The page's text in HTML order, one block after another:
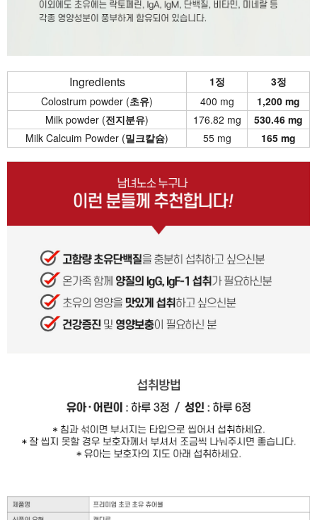
Ingredients 1정
3정
Colostrum powder (초유) 400 mg
1,200 mg
Milk powder (전지분유) 176.82 mg
530.46 mg
Milk Calcuim Powder (밀크칼슘) 55 mg 165 mg